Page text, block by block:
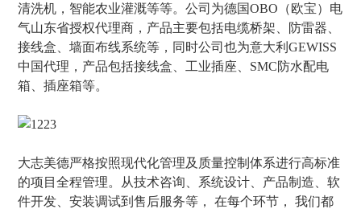
清洗机，智能农业灌溉等等。公司为德国OBO（欧宝）电
气山东省授权代理商，产品主要包括电缆桥架、防雷器、
接线盒、墙面布线系统等，同时公司也为意大利GEWISS
中国代理，产品包括接线盒、工业插座、SMC防水配电
箱、插座箱等。
大志美德严格按照现代化管理及质量控制体系进行高标准
的项目全程管理。从技术咨询、系统设计、产品制造、软
件开发、安装调试到售后服务等， 在每个环节， 我们都